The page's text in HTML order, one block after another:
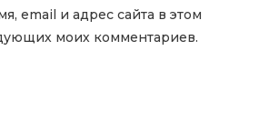
email и адрес сайта в этом
моих комментариев.